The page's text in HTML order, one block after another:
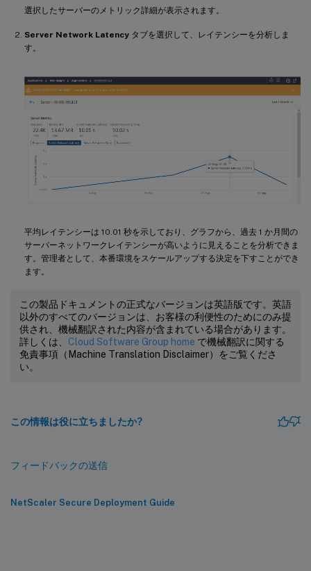
選択したサーバーのメトリック詳細が表示されます。
Server Network Latency タブを選択して、レイテンシーを分析しま
す。
平均レイテンシーは 10.01 秒を示しており、グラフから、過去 1 か月間の
サーバーネットワークレイテンシーが高いように見えることを分析できま
す。管理者として、本番環境をスケールアップする決定を下すことができ
ます。
この製品ドキュメントの正式なバージョンは英語版です。英語
以外のすべてのバージョンは、お客様の利便性のためにのみ提
供され、機械翻訳された内容が含まれている場合があります。
詳しくは、 Cloud Software Group home で機械翻訳に関する
免責事項（Machine Translation Disclaimer）をご覧くださ
い。
この情報は役に立ちましたか?
フィードバックの送信
NetScaler Secure Deployment Guide